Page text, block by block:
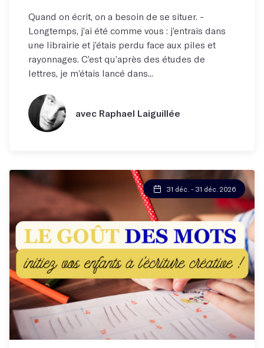
Quand on écrit, on a besoin de se situer. -
Longtemps, j’ai été comme vous : j’entrais dans
une librairie et j’étais perdu face aux piles et
rayonnages. C’est qu’après des études de
lettres, je m’étais lancé dans...
avec Raphael Laiguillée
31 déc. - 31 déc. 2026